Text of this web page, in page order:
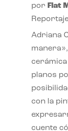
por Flat
Adriana
planos
con la
cuente